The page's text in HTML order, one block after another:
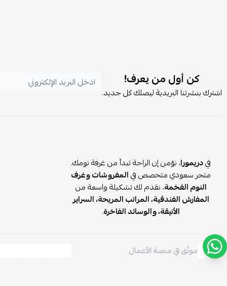
كن أول من يعرف!
اشترك بنشرتنا البريدية ليصلك كل جديد.
فيدريمورا، نؤمن إن الراحة تبدأ من غرفة نومك.
متجر سعودي متخصص فيالمفروشات وغرف
النوم الفخمة، نقدم لك تشكيلة واسعة من
المفارش الفندقية، المراتب المريحة، السراير
الأنيقة، والوسائد الفاخرة.
موثّق في منصة الأعمال